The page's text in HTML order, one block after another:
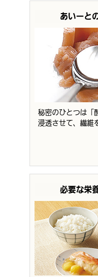
あいーと
秘密のひとつは「
浸透させて、繊維
必要な栄